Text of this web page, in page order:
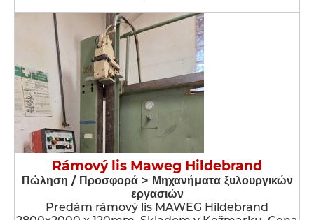
Rámový lis Maweg Hildebrand
Πώληση / Προσφορά > Μηχανήματα ξυλουργικών
εργασιών
Predám rámový lis MAWEG Hildebrand